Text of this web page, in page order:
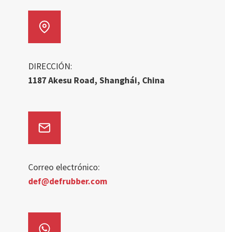
DIRECCIÓN:
1187 Akesu Road, Shanghái, China
Correo electrónico:
def@defrubber.com